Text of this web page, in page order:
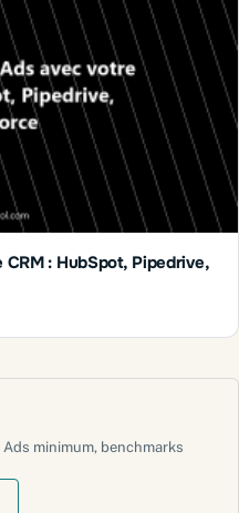
: HubSpot, Pipedrive,
minimum, benchmarks